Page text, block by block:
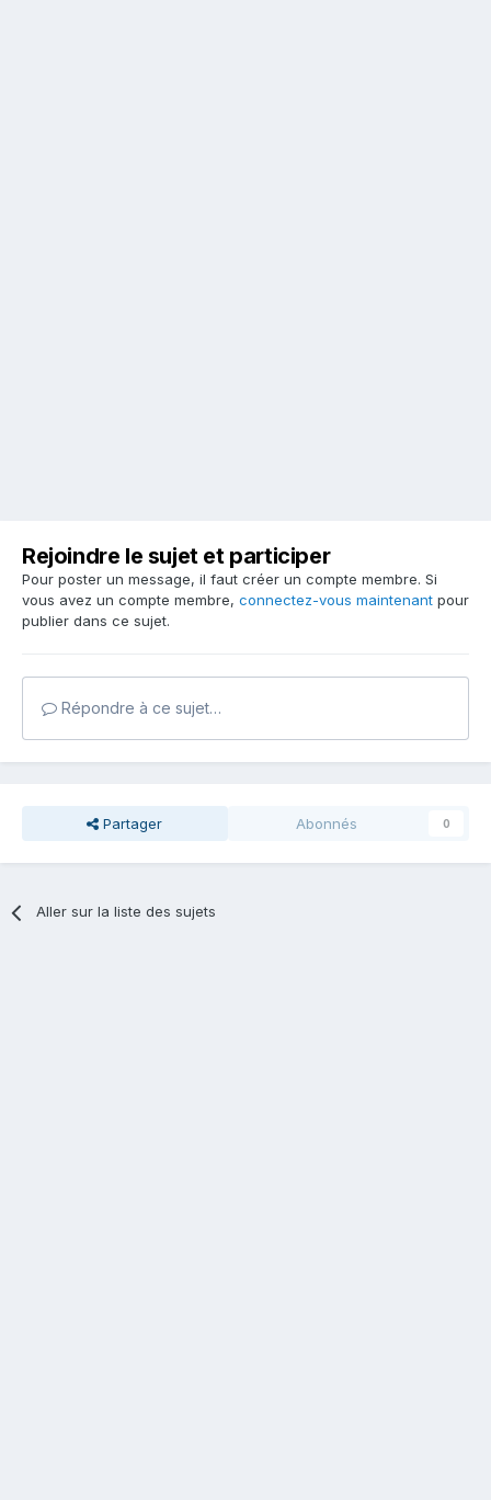
Rejoindre le sujet et participer
Pour poster un message, il faut créer un compte membre. Si
vous avez un compte membre, connectez-vous maintenant pour
publier dans ce sujet.
Répondre à ce sujet…
Partager Abonnés 0
Aller sur la liste des sujets